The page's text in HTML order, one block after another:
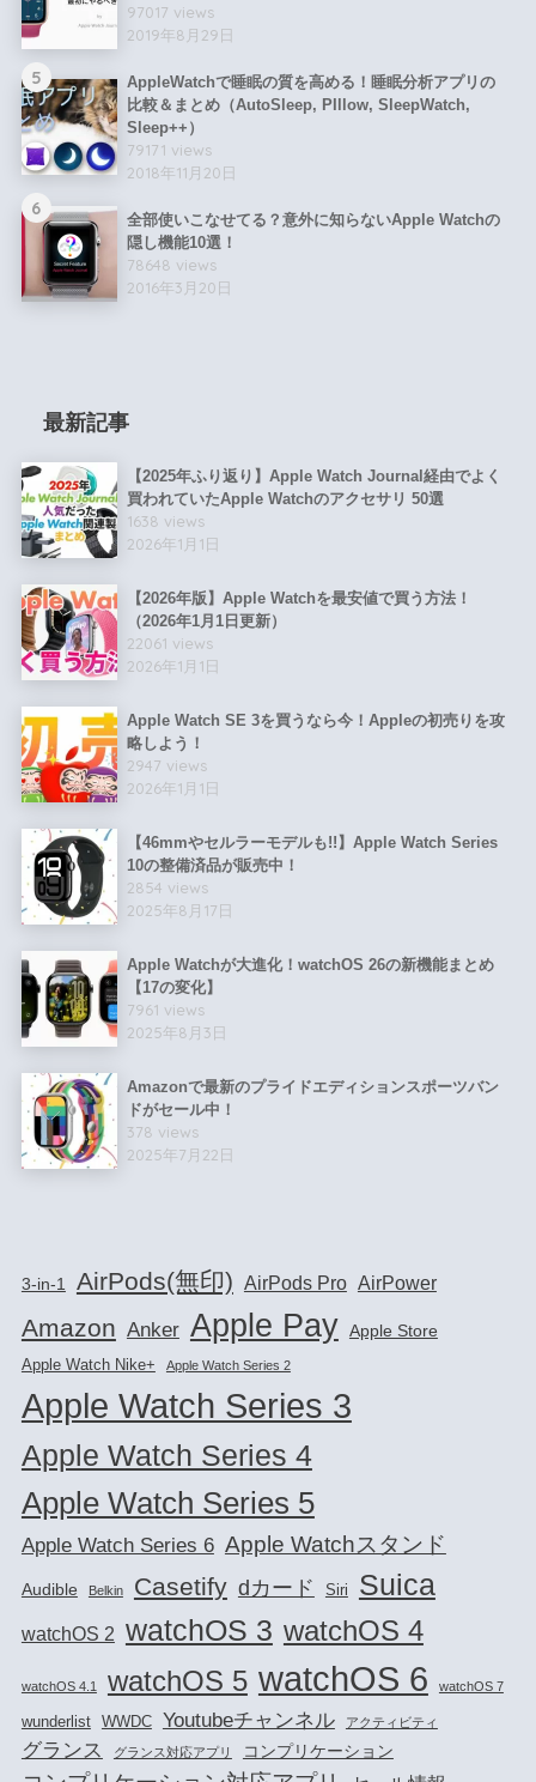
97017 views
2019年8月29日
5
AppleWatchで睡眠の質を高める！睡眠分析アプリの
比較＆まとめ（AutoSleep, PIllow, SleepWatch,
Sleep++）
79171 views
2018年11月20日
6
全部使いこなせてる？意外に知らないApple Watchの
隠し機能10選！
78648 views
2016年3月20日
最新記事
【2025年ふり返り】Apple Watch Journal経由でよく
買われていたApple Watchのアクセサリ 50選
1638 views
2026年1月1日
【2026年版】Apple Watchを最安値で買う方法！
（2026年1月1日更新）
22061 views
2026年1月1日
Apple Watch SE 3を買うなら今！Appleの初売りを攻
略しよう！
2947 views
2026年1月1日
【46mmやセルラーモデルも!!】Apple Watch Series
10の整備済品が販売中！
2854 views
2025年8月17日
Apple Watchが大進化！watchOS 26の新機能まとめ
【17の変化】
7961 views
2025年8月3日
Amazonで最新のプライドエディションスポーツバン
ドがセール中！
378 views
2025年7月22日
3-in-1 AirPods(無印) AirPods Pro AirPower
Amazon Anker Apple Pay Apple Store
Apple Watch Nike+ Apple Watch Series 2
Apple Watch Series 3
Apple Watch Series 4
Apple Watch Series 5
Apple Watch Series 6 Apple Watchスタンド
Audible Belkin Casetify dカード Siri Suica
watchOS 2 watchOS 3 watchOS 4
watchOS 4.1 watchOS 5 watchOS 6 watchOS 7
wunderlist WWDC Youtubeチャンネル アクティビティ
グランス グランス対応アプリ コンプリケーション